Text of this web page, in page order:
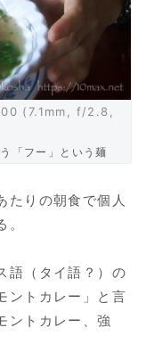
(7.1mm, f/2.8,
「フー」という麺
たりの朝食で個人
語（タイ語？）の
ントカレー」と言
ントカレー、強